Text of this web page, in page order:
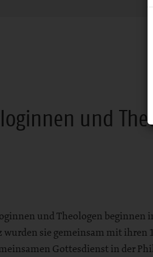
und
und Theologen
wurden sie gemeinsam mit
Gottesdienst in der